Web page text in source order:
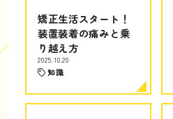
矯正生活スタート！
装置装着の痛みと乗
り越え方
2025.10.20
知識